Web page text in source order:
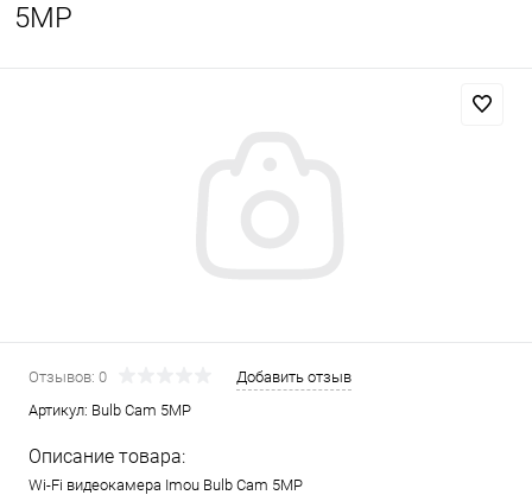
5MP
Отзывов: 0
Добавить отзыв
Артикул: Bulb Cam 5MP
Описание товара:
Wi-Fi видеокамера Imou Bulb Cam 5MP